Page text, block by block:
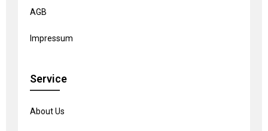
AGB
Impressum
Service
About Us